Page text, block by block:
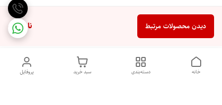
ناموجود دیدن محصولات مرتبط
پروفایل سبد خرید دسته‌بندی خانه